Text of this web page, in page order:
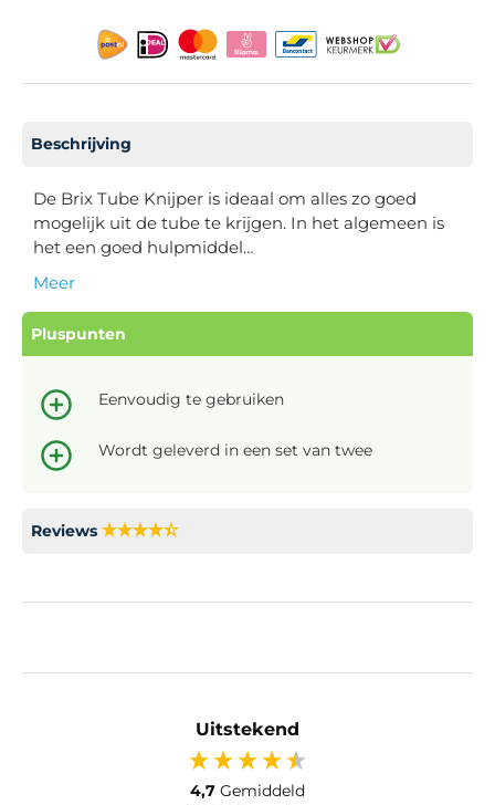
Beschrijving
De Brix Tube Knijper is ideaal om alles zo goed
mogelijk uit de tube te krijgen. In het algemeen is
het een goed hulpmiddel…
Meer
Pluspunten
Eenvoudig te gebruiken
Wordt geleverd in een set van twee
Reviews
Uitstekend
4,7 Gemiddeld